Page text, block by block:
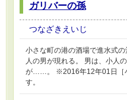
ガリバーの孫
つなざきえいじ
小さな町の港の酒場で進水式
人の男が現れる。 男は、小人
が……。 ※2016年12年01日［
す。